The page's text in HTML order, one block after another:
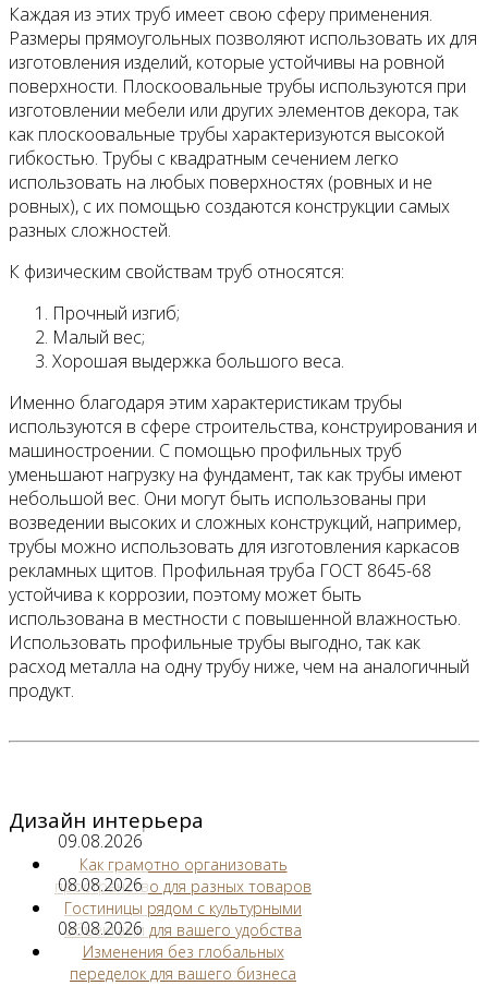
Каждая из этих труб имеет свою сферу применения.
Размеры прямоугольных позволяют использовать их для
изготовления изделий, которые устойчивы на ровной
поверхности. Плоскоовальные трубы используются при
изготовлении мебели или других элементов декора, так
как плоскоовальные трубы характеризуются высокой
гибкостью. Трубы с квадратным сечением легко
использовать на любых поверхностях (ровных и не
ровных), с их помощью создаются конструкции самых
разных сложностей.
К физическим свойствам труб относятся:
Прочный изгиб;
Малый вес;
Хорошая выдержка большого веса.
Именно благодаря этим характеристикам трубы
используются в сфере строительства, конструирования и
машиностроении. С помощью профильных труб
уменьшают нагрузку на фундамент, так как трубы имеют
небольшой вес. Они могут быть использованы при
возведении высоких и сложных конструкций, например,
трубы можно использовать для изготовления каркасов
рекламных щитов. Профильная труба ГОСТ 8645-68
устойчива к коррозии, поэтому может быть
использована в местности с повышенной влажностью.
Использовать профильные трубы выгодно, так как
расход металла на одну трубу ниже, чем на аналогичный
продукт.
Дизайн интерьера
09.08.2026
Как грамотно организовать
пространство для разных товаров
08.08.2026
Гостиницы рядом с культурными
объектами для вашего удобства
08.08.2026
Изменения без глобальных
переделок для вашего бизнеса